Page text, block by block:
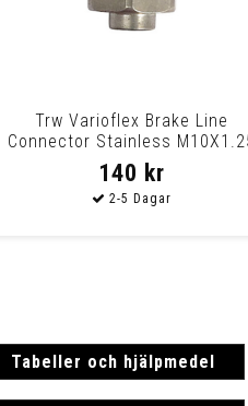
Trw Varioflex Brake Line
Connector Stainless
Universal This C
140 kr
Tabeller och hjälpmedel